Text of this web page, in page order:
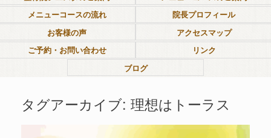
メニューコースの流れ
院長プロフィール
お客様の声
アクセスマップ
ご予約・お問い合わせ
リンク
ブログ
タグアーカイブ: 理想はトーラス